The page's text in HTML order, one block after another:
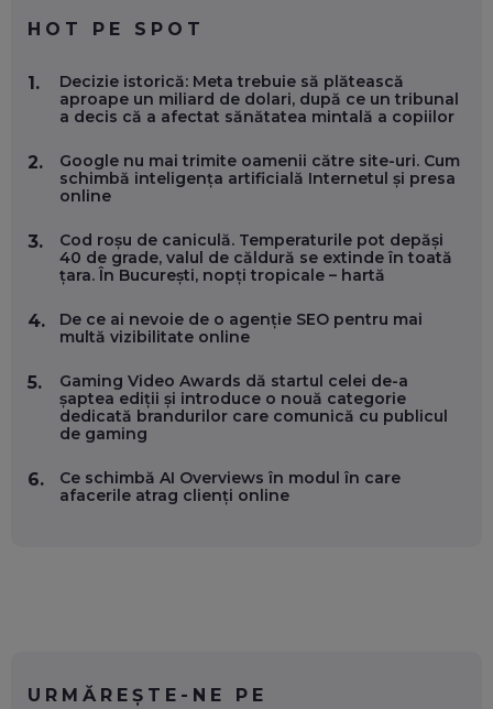
FOLOSEȘTI TEHNOLOGIA CA SĂ FII MAI BUN LA JOB. ȘI CUM
SE VA SCHIMBA MUNCA, ÎN URMĂTORII ANI
EP. 58
MARIUS PAȘCULEA, COFONDATOR AL KULTH: CUM
FOLOSEȘTI TEHNOLOGIA CA SĂ ÎȚI DESCHIZI DRUMUL
EP. 57
EFICIENT VIAȚA ONLINE. ȘI CARE SUNT PRIMII PAȘI ÎNTR-O
CARIERĂ DE „HACKER CU PERMIS”
EP. 56
DOINA VÎLCEANU, CONTENTSPEED: VREI SUCCES ONLINE?
ÎNVAȚĂ AEO ȘI GEO!
HOT PE SPOT
1.
Decizie istorică: Meta trebuie să plătească
aproape un miliard de dolari, după ce un tribunal
a decis că a afectat sănătatea mintală a copiilor
2.
Google nu mai trimite oamenii către site-uri. Cum
schimbă inteligența artificială Internetul și presa
online
3.
Cod roșu de caniculă. Temperaturile pot depăși
40 de grade, valul de căldură se extinde în toată
țara. În București, nopți tropicale – hartă
4.
De ce ai nevoie de o agenție SEO pentru mai
multă vizibilitate online
5.
Gaming Video Awards dă startul celei de-a
șaptea ediții și introduce o nouă categorie
dedicată brandurilor care comunică cu publicul
de gaming
6.
Ce schimbă AI Overviews în modul în care
afacerile atrag clienți online
URMĂREȘTE-NE PE